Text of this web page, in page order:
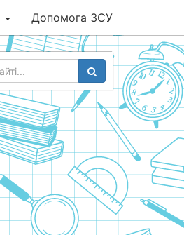
Допомога ЗСУ